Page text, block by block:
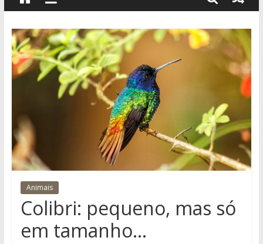
Animais
Colibri: pequeno, mas só
em tamanho…